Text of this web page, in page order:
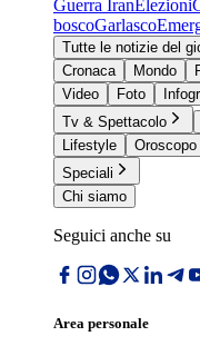
Guerra IranElezioni
boscoGarlasco
Tutte le notizie del
Cronaca
Mondo
Video
Foto
Tv & Spettacolo
Lifestyle
Oroscopo
Speciali
Chi siamo
Seguici anche su
Area personale